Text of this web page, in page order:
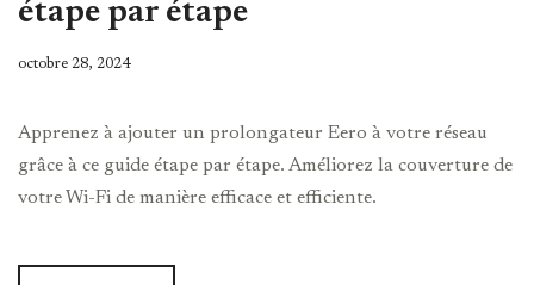
étape par étape
octobre 28, 2024
Apprenez à ajouter un prolongateur Eero à votre réseau
grâce à ce guide étape par étape. Améliorez la couverture de
votre Wi-Fi de manière efficace et efficiente.